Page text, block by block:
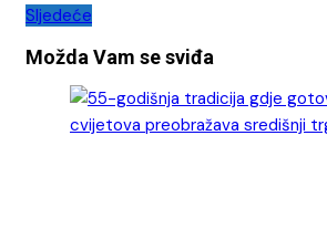
objava
Sljedeće
Možda Vam se sviđa